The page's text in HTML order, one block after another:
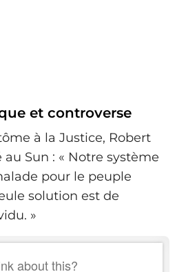
et controverse
à la Justice, Robert
Sun : « Notre système
pour le peuple
solution est de
»